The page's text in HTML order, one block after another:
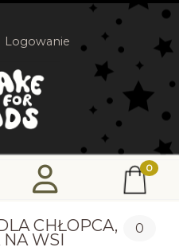
Logowanie
CHŁOPCA,
NA WSI
0